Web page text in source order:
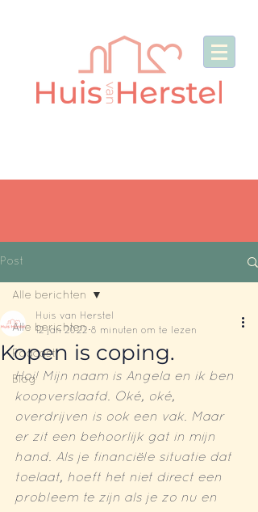
Post
Alle berichten
Podcast
Blog
Alle berichten
Kopen is coping.
Huis van Herstel
12 jan 2022 8 minuten om te lezen
Hoi! Mijn naam is Angela en ik ben
koopverslaafd. Oké, oké,
overdrijven is ook een vak. Maar
er zit een behoorlijk gat in mijn
hand. Als je financiële situatie dat
toelaat, hoeft het niet direct een
probleem te zijn als je zo nu en